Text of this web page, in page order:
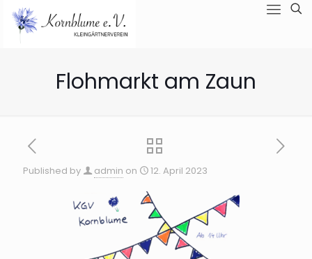
Flohmarkt am Zaun
Published by admin on 12. April 2023